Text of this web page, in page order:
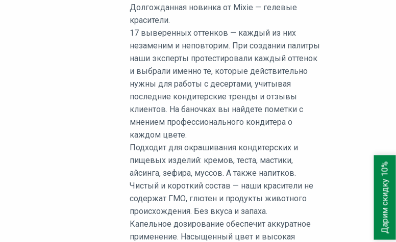
Долгожданная новинка от Mixie — гелевые
красители.
17 выверенных оттенков — каждый из них
незаменим и неповторим. При создании палитры
наши эксперты протестировали каждый оттенок
и выбрали именно те, которые действительно
нужны для работы с десертами, учитывая
последние кондитерские тренды и отзывы
клиентов. На баночках вы найдете пометки с
мнением профессионального кондитера о
каждом цвете.
Подходит для окрашивания кондитерских и
пищевых изделий: кремов, теста, мастики,
айсинга, зефира, муссов. А также напитков.
Чистый и короткий состав — наши красители не
содержат ГМО, глютен и продукты животного
происхождения. Без вкуса и запаха.
Капельное дозирование обеспечит аккуратное
применение. Насыщенный цвет и высокая
Дарим скидку 10%